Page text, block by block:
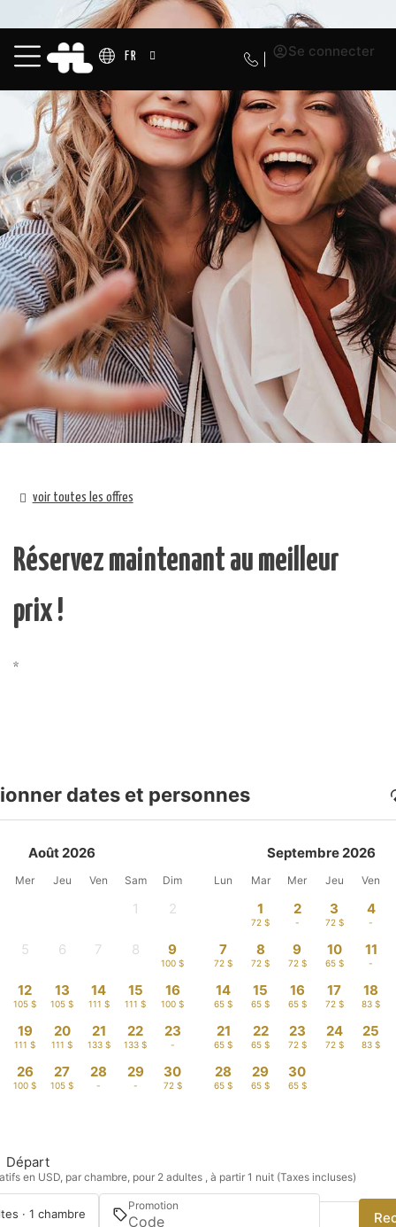
FR Se connecter
voir toutes les offres
Réservez maintenant au meilleur
prix !
dates et personnes
Août 2026
Mer Jeu Ven Sam Dim
1 2
5 6 7 8 9
100 $
12
105 $
13
105 $
14
111 $
15
111 $
16
100 $
19
111 $
20
111 $
21
133 $
22
133 $
23
-
26
100 $
27
105 $
28
-
29
-
30
72 $
Septembre 2026
Lun Mar Mer Jeu Ven
1
72 $
2
-
3
72 $
4
-
7
72 $
8
72 $
9
72 $
10
65 $
11
-
14
65 $
15
65 $
16
65 $
17
72 $
18
83 $
21
65 $
22
65 $
23
72 $
24
72 $
25
83 $
28
65 $
29
65 $
30
65 $
Départ
en USD, par chambre, pour 2 adultes , à partir 1 nuit (Taxes incluses)
· 1 chambre
Promotion